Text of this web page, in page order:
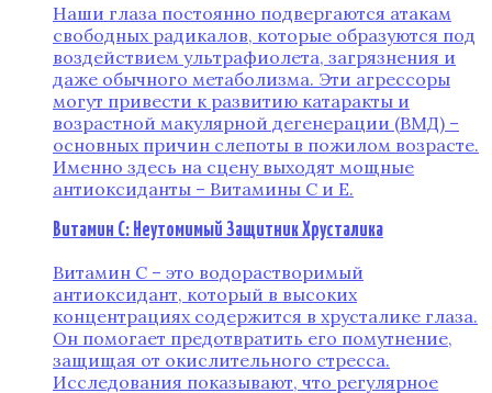
Наши глаза постоянно подвергаются атакам
свободных радикалов, которые образуются под
воздействием ультрафиолета, загрязнения и
даже обычного метаболизма. Эти агрессоры
могут привести к развитию катаракты и
возрастной макулярной дегенерации (ВМД) –
основных причин слепоты в пожилом возрасте.
Именно здесь на сцену выходят мощные
антиоксиданты – Витамины C и E.
Витамин C: Неутомимый Защитник Хрусталика
Витамин C – это водорастворимый
антиоксидант, который в высоких
концентрациях содержится в хрусталике глаза.
Он помогает предотвратить его помутнение,
защищая от окислительного стресса.
Исследования показывают, что регулярное